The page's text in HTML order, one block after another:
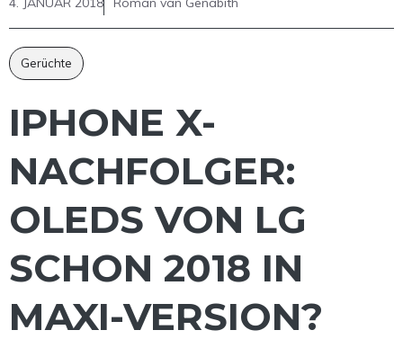
Gerüchte
IPHONE X-
NACHFOLGER:
OLEDS VON LG
SCHON 2018 IN
MAXI-VERSION?